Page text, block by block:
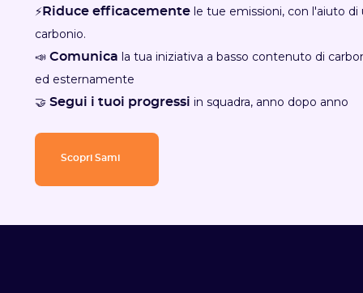
⚡Riduce efficacementele tue emissioni, con l'aiuto di
carbonio.
📣 Comunica la tua iniziativa a basso contenuto di
ed esternamente
🤝 Segui i tuoi progressi in squadra, anno dopo anno
Scopri Sami